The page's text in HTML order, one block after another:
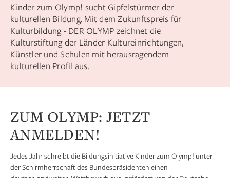
Kinder zum Olymp! sucht Gipfelstürmer der
kulturellen Bildung. Mit dem Zukunftspreis für
Kulturbildung - DER OLYMP zeichnet die
Kulturstiftung der Länder Kultureinrichtungen,
Künstler und Schulen mit herausragendem
kulturellen Profil aus.
ZUM OLYMP: JETZT
ANMELDEN!
Jedes Jahr schreibt die Bildungsinitiative Kinder zum Olymp! unter
der Schirmherrschaft des Bundespräsidenten einen